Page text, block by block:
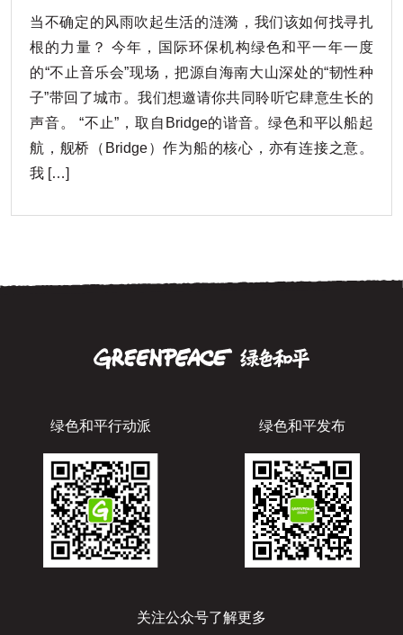
当不确定的风雨吹起生活的涟漪，我们该如何找寻扎
根的力量？ 今年，国际环保机构绿色和平一年一度
的“不止音乐会”现场，把源自海南大山深处的“韧性种
子”带回了城市。我们想邀请你共同聆听它肆意生长的
声音。 “不止”，取自Bridge的谐音。绿色和平以船起
航，舰桥（Bridge）作为船的核心，亦有连接之意。
我 […]
绿色和平行动派 绿色和平发布
关注公众号了解更多